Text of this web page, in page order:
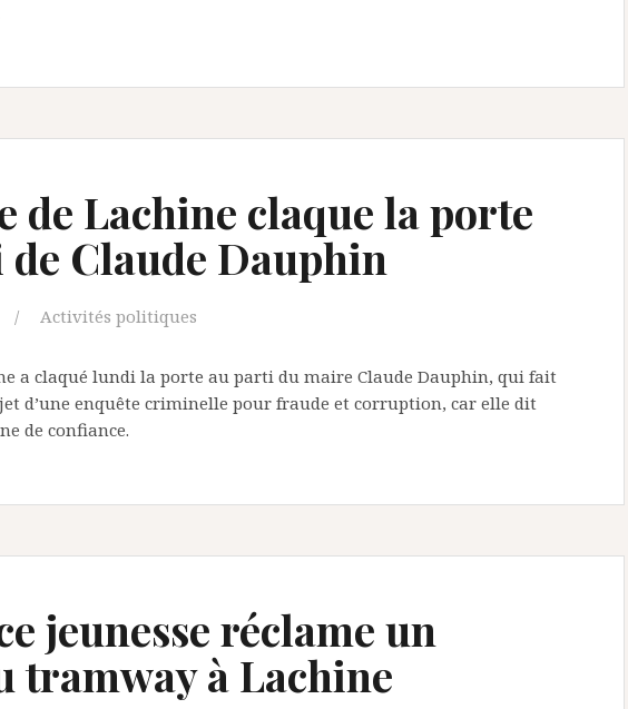
de Lachine claque la porte
Claude Dauphin
Activités politiques
a claqué lundi la porte au parti du maire Claude Dauphin­­, qui fait
d’une enquête criminelle pour fraude et corruption, car elle dit
de confiance.
jeunesse réclame un
tramway à Lachine